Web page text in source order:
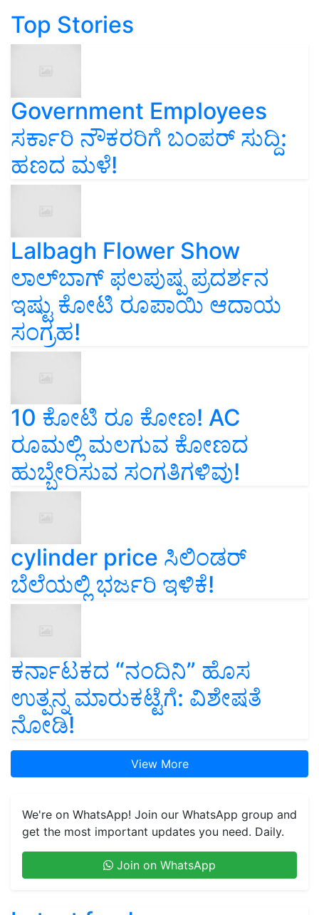
Top Stories
Government Employees
ಸರ್ಕಾರಿ ನೌಕರರಿಗೆ ಬಂಪರ್‌ ಸುದ್ದಿ:
ಹಣದ ಮಳೆ!
Lalbagh Flower Show
ಲಾಲ್‌ಬಾಗ್ ಫಲಪುಷ್ಪ ಪ್ರದರ್ಶನ
ಇಷ್ಟು ಕೋಟಿ ರೂಪಾಯಿ ಆದಾಯ
ಸಂಗ್ರಹ!
10 ಕೋಟಿ ರೂ ಕೋಣ! AC
ರೂಮಲ್ಲಿ ಮಲಗುವ ಕೋಣದ
ಹುಬ್ಬೇರಿಸುವ ಸಂಗತಿಗಳಿವು!
cylinder price ಸಿಲಿಂಡರ್‌
ಬೆಲೆಯಲ್ಲಿ ಭರ್ಜರಿ ಇಳಿಕೆ!
ಕರ್ನಾಟಕದ “ನಂದಿನಿ” ಹೊಸ
ಉತ್ಪನ್ನ ಮಾರುಕಟ್ಟೆಗೆ: ವಿಶೇಷತೆ
ನೋಡಿ!
View More
We're on WhatsApp! Join our WhatsApp group and
get the most important updates you need. Daily.
Join on WhatsApp